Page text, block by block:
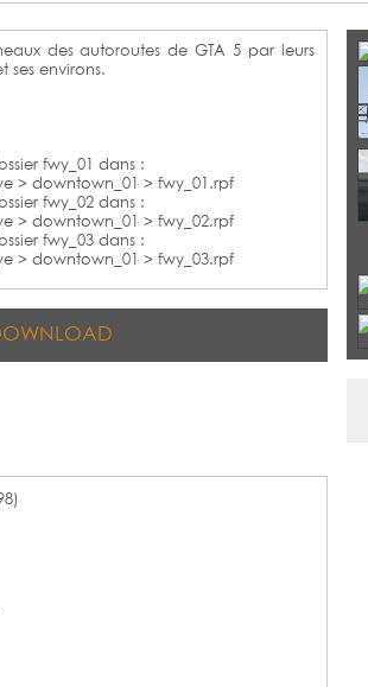
des autoroutes de GTA 5 par leurs
ses environs.
fwy_01 dans :
> downtown_01 > fwy_01.rpf
fwy_02 dans :
> downtown_01 > fwy_02.rpf
fwy_03 dans :
> downtown_01 > fwy_03.rpf